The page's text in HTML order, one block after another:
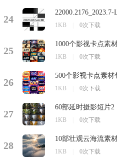
24
22000.2176_2023.7-
1KB 0次下载
25
1000个影视卡点素
1KB 0次下载
26
500个影视卡点素材
1KB 0次下载
27
60部延时摄影短片2
1KB 0次下载
28
10部壮观云海流素
1KB 0次下载